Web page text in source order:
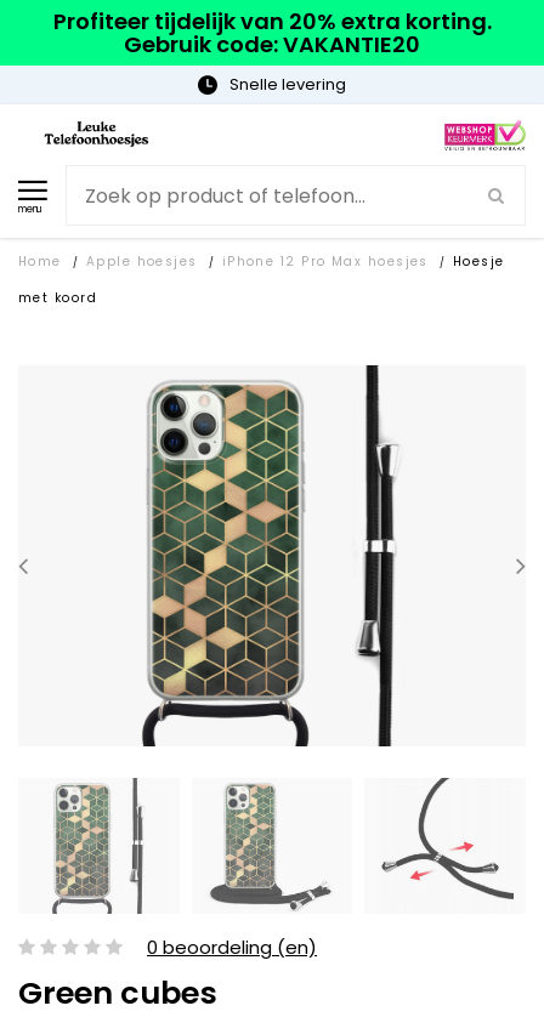
Profiteer tijdelijk van 20% extra korting.
Gebruik code: VAKANTIE20
Gratis verzending
menu
Home / Apple hoesjes / iPhone 12 Pro Max hoesjes /
Hoesje
met koord
0 beoordeling (en)
Green cubes